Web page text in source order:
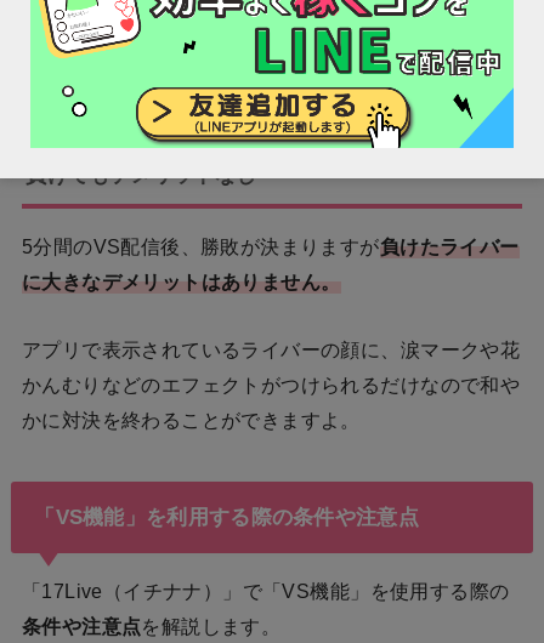
とで負けてしまう場合もあるので注意しましょ
う。
負けてもデメリットなし
5分間のVS配信後、勝敗が決まりますが負けたライバー
に大きなデメリットはありません。
アプリで表示されているライバーの顔に、涙マークや花
かんむりなどのエフェクトがつけられるだけなので和や
かに対決を終わることができますよ。
「VS機能」を利用する際の条件や注意点
「17Live（イチナナ）」で「VS機能」を使用する際の
条件や注意点を解説します。